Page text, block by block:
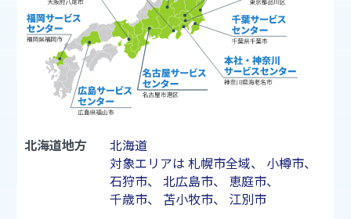
北海道地方
北海道
対象エリアは 札幌市全域、 小樽市、
石狩市、 北広島市、 恵庭市、
千歳市、 苫小牧市、 江別市